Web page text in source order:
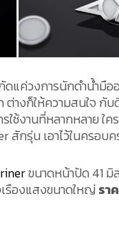
แค่วงการนักดำน้ำมื
างก็ให้ความสนใจ กั
งานที่หลากหลาย ใค
สักรุ่น เอาไว้ในครอบ
ขนาดหน้าปัด 41 มิ
รืองแสงขนาดใหญ่รา